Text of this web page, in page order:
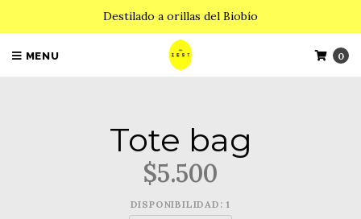
Destilado a orillas del Biobío
MENU 0
Tote bag
$5.500
DISPONIBILIDAD: 1